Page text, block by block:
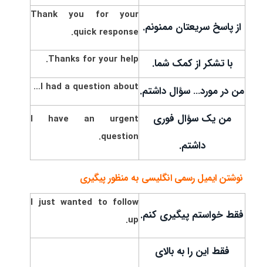
از پاسخ سریعتان ممنونم.
Thank you for your
quick response.
با تشکر از کمک شما. Thanks for your help.
من در مورد… سؤال داشتم.I had a question about…
من یک سؤال فوری
داشتم.
I have an urgent
question.
نوشتن ایمیل رسمی انگلیسی به منظور پیگیری
فقط خواستم پیگیری کنم.
I just wanted to follow
up.
فقط این را به بالای